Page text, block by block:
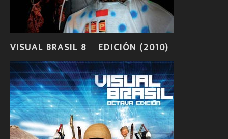
VISUAL BRASIL 8º EDICIÓN (2010)